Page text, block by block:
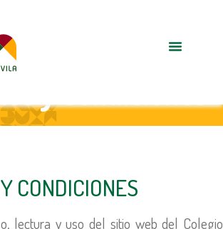
CONDICIONES
lectura y uso del sitio web del Colegio